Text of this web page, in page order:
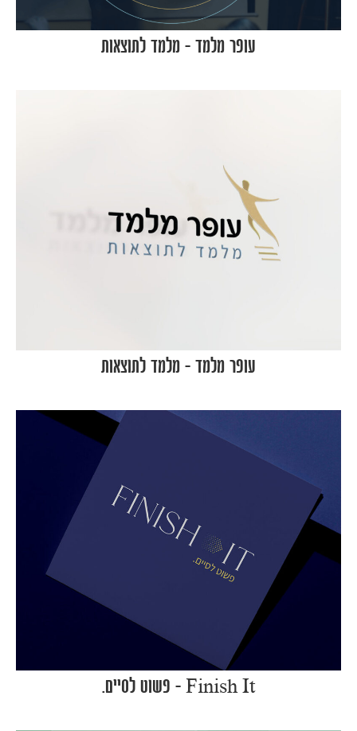
עופר מלמד – מלמד לתוצאות
עופר מלמד – מלמד לתוצאות
Finish It – פשוט לסיים.